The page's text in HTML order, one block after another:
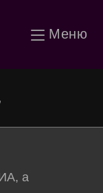
Меню
а